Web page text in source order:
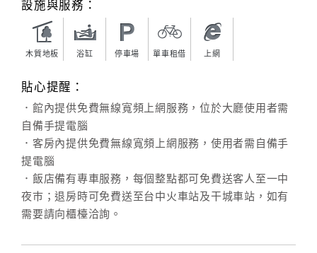
旅
品
宣
傳
設施與服務：
木質地板 浴缸 停車場 單車租借 上網
貼心提醒：
．館內提供免費無線寬頻上網服務，位於大廳使用者需
自備手提電腦
．客房內提供免費無線寬頻上網服務，使用者需自備手
提電腦
．飯店備有專車服務，每個整點都可免費送客人至一中
夜巿；退房時可免費送至台中火車站及干城車站，如有
需要請向櫃檯洽詢。